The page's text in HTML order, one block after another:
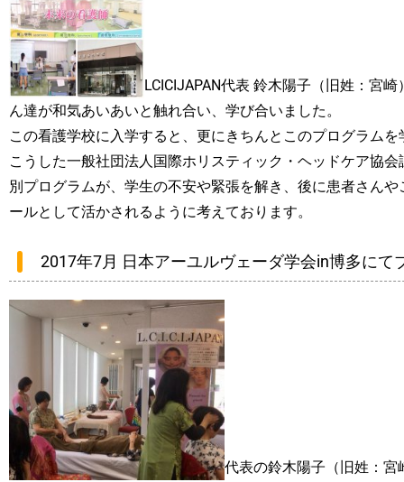
LCICIJAPAN代表 鈴木陽子（旧姓：宮
ん達が和気あいあいと触れ合い、学び合いました。
この看護学校に入学すると、更にきちんとこのプログラム
こうした一般社団法人国際ホリスティック・ヘッドケア協
別プログラムが、学生の不安や緊張を解き、後に患者さん
ールとして活かされるように考えております。
2017年7月 日本アーユルヴェーダ学会in博多にて
代表の鈴木陽子（旧姓：